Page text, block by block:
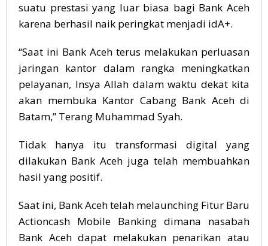
suatu prestasi yang luar biasa bagi Bank Aceh
karena berhasil naik peringkat menjadi idA+.
“Saat ini Bank Aceh terus melakukan perluasan
jaringan kantor dalam rangka meningkatkan
pelayanan, Insya Allah dalam waktu dekat kita
akan membuka Kantor Cabang Bank Aceh di
Batam,” Terang Muhammad Syah.
Tidak hanya itu transformasi digital yang
dilakukan Bank Aceh juga telah membuahkan
hasil yang positif.
Saat ini, Bank Aceh telah melaunching Fitur Baru
Actioncash Mobile Banking dimana nasabah
Bank Aceh dapat melakukan penarikan atau